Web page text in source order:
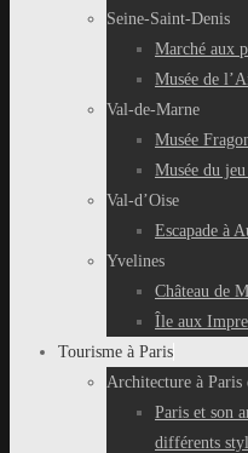
Seine-Saint-Denis
Marché aux
Musée de
Val-de-Marne
Musée
Musée du
Val-d’Oise
Escapade à
Yvelines
Château de
Île aux
Tourisme à Paris
Architecture à Paris
Paris et son
différents